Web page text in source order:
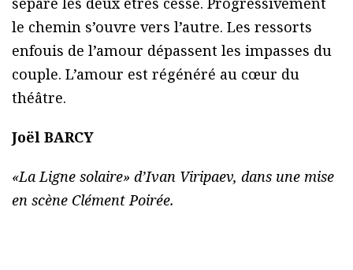
le chemin s’ouvre vers l’autre. Les ressorts
enfouis de l’amour dépassent les impasses du
couple. L’amour est régénéré au cœur du
théâtre.
Joël BARCY
«La Ligne solaire» d’Ivan Viripaev, dans une mise
en scène Clément Poirée.